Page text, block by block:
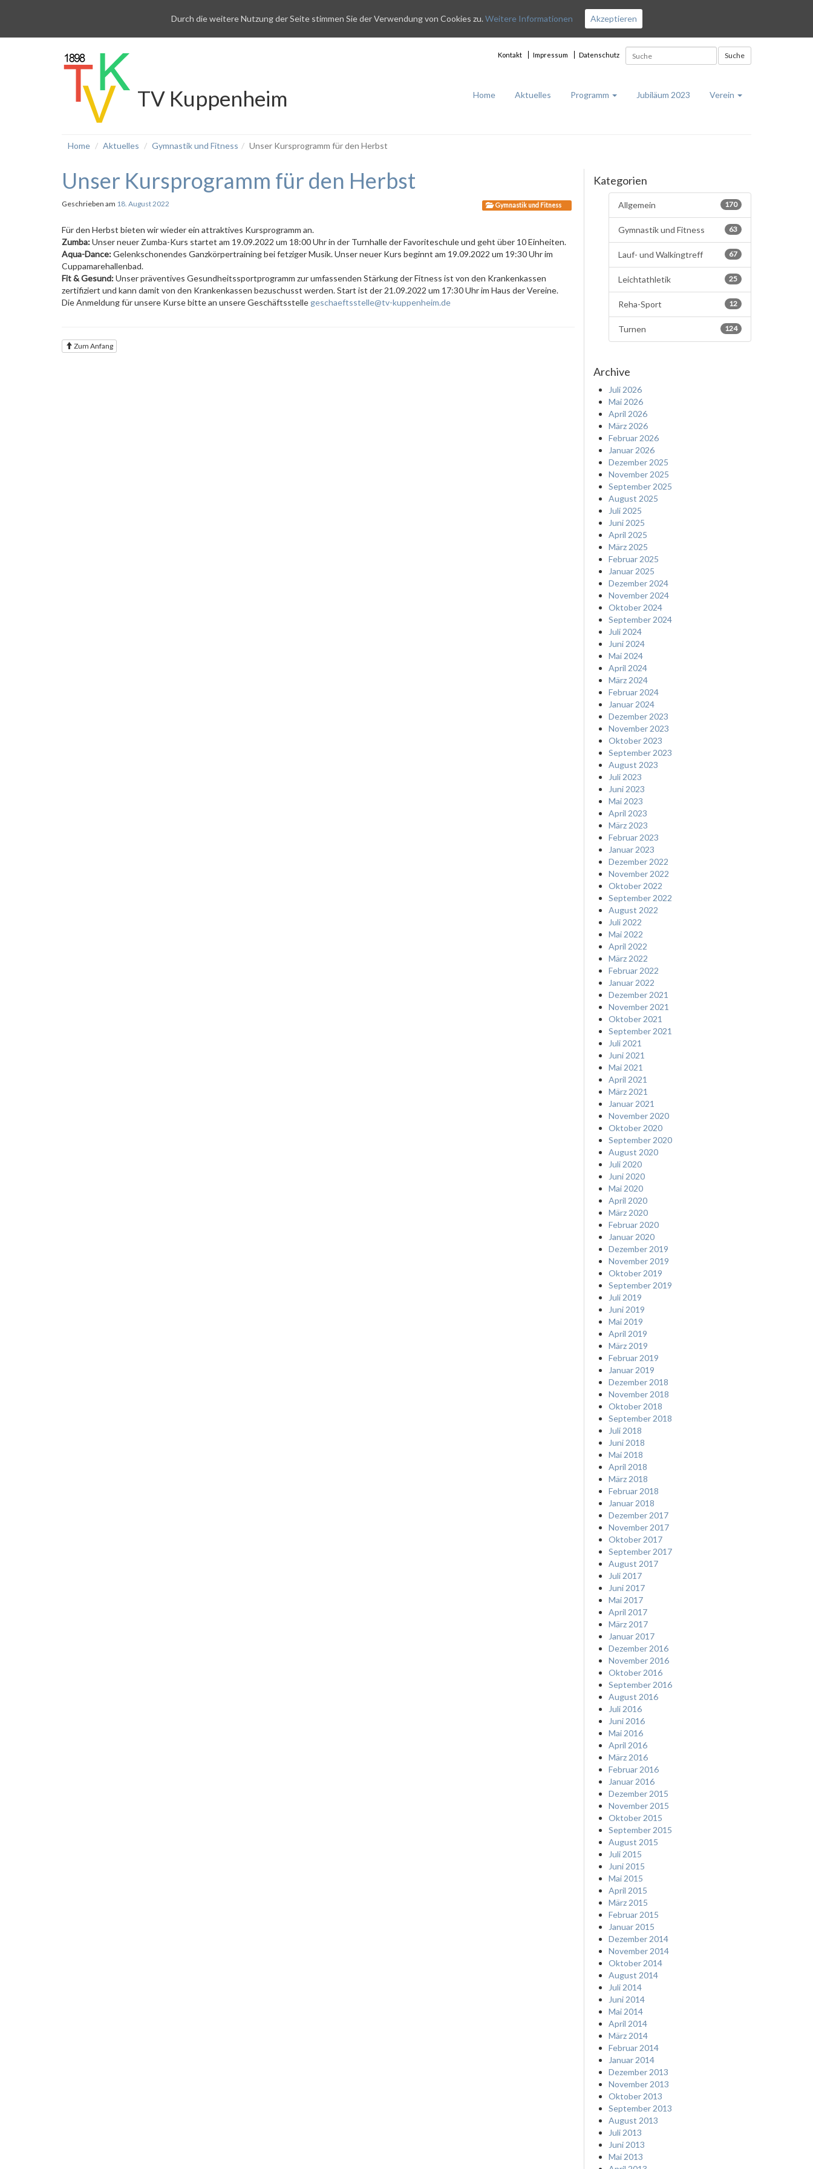
Suche
Kontakt Impressum Datenschutz
TV Kuppenheim Home Aktuelles Programm Jubiläum 2023 Verein
Home Aktuelles Gymnastik und Fitness Unser Kursprogramm für den Herbst
Unser Kursprogramm für den Herbst
Geschrieben am 18. August 2022 Gymnastik und Fitness
Für den Herbst bieten wir wieder ein attraktives Kursprogramm an.
Zumba:Unser neuer Zumba-Kurs startet am 19.09.2022 um 18:00 Uhr in der Turnhalle der Favoriteschule und geht über 10 Einheiten.
Aqua-Dance:Gelenkschonendes Ganzkörpertraining bei fetziger Musik. Unser neuer Kurs beginnt am 19.09.2022 um 19:30 Uhr im
Cuppamarehallenbad.
Fit & Gesund:Unser präventives Gesundheitssportprogramm zur umfassenden Stärkung der Fitness ist von den Krankenkassen
zertifiziert und kann damit von den Krankenkassen bezuschusst werden. Start ist der 21.09.2022 um 17:30 Uhr im Haus der Vereine.
Die Anmeldung für unsere Kurse bitte an unsere Geschäftsstelle geschaeftsstelle@tv-kuppenheim.de
Zum Anfang
Kategorien
170
Allgemein
63
Gymnastik und Fitness
67
Lauf- und Walkingtreff
25
Leichtathletik
12
Reha-Sport
124
Turnen
Archive
Juli 2026
Mai 2026
April 2026
März 2026
Februar 2026
Januar 2026
Dezember 2025
November 2025
September 2025
August 2025
Juli 2025
Juni 2025
April 2025
März 2025
Februar 2025
Januar 2025
Dezember 2024
November 2024
Oktober 2024
September 2024
Juli 2024
Juni 2024
Mai 2024
April 2024
März 2024
Februar 2024
Januar 2024
Dezember 2023
November 2023
Oktober 2023
September 2023
August 2023
Juli 2023
Juni 2023
Mai 2023
April 2023
März 2023
Februar 2023
Januar 2023
Dezember 2022
November 2022
Oktober 2022
September 2022
August 2022
Juli 2022
Mai 2022
April 2022
März 2022
Februar 2022
Januar 2022
Dezember 2021
November 2021
Oktober 2021
September 2021
Juli 2021
Juni 2021
Mai 2021
April 2021
März 2021
Januar 2021
November 2020
Oktober 2020
September 2020
August 2020
Juli 2020
Juni 2020
Mai 2020
April 2020
März 2020
Februar 2020
Januar 2020
Dezember 2019
November 2019
Oktober 2019
September 2019
Juli 2019
Juni 2019
Mai 2019
April 2019
März 2019
Februar 2019
Januar 2019
Dezember 2018
November 2018
Oktober 2018
September 2018
Juli 2018
Juni 2018
Mai 2018
April 2018
März 2018
Februar 2018
Januar 2018
Dezember 2017
November 2017
Oktober 2017
September 2017
August 2017
Juli 2017
Juni 2017
Mai 2017
April 2017
März 2017
Januar 2017
Dezember 2016
November 2016
Oktober 2016
September 2016
August 2016
Juli 2016
Juni 2016
Mai 2016
April 2016
März 2016
Februar 2016
Januar 2016
Dezember 2015
November 2015
Oktober 2015
September 2015
August 2015
Juli 2015
Juni 2015
Mai 2015
April 2015
März 2015
Februar 2015
Januar 2015
Dezember 2014
November 2014
Oktober 2014
August 2014
Juli 2014
Juni 2014
Mai 2014
April 2014
März 2014
Februar 2014
Januar 2014
Dezember 2013
November 2013
Oktober 2013
September 2013
August 2013
Juli 2013
Juni 2013
Mai 2013
Durch die weitere Nutzung der Seite stimmen Sie der Verwendung von Cookies zu. Weitere Informationen Akzeptieren